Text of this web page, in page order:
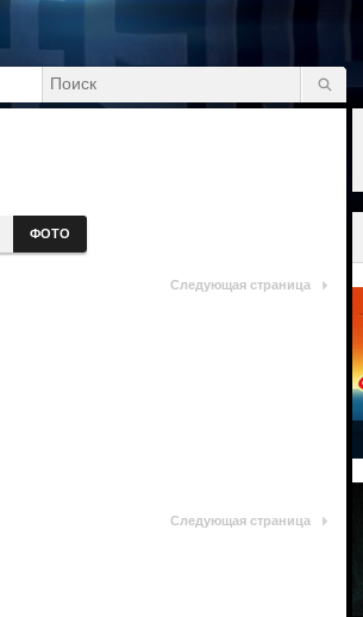
ФОТО
Следующая страница
Следующая страница